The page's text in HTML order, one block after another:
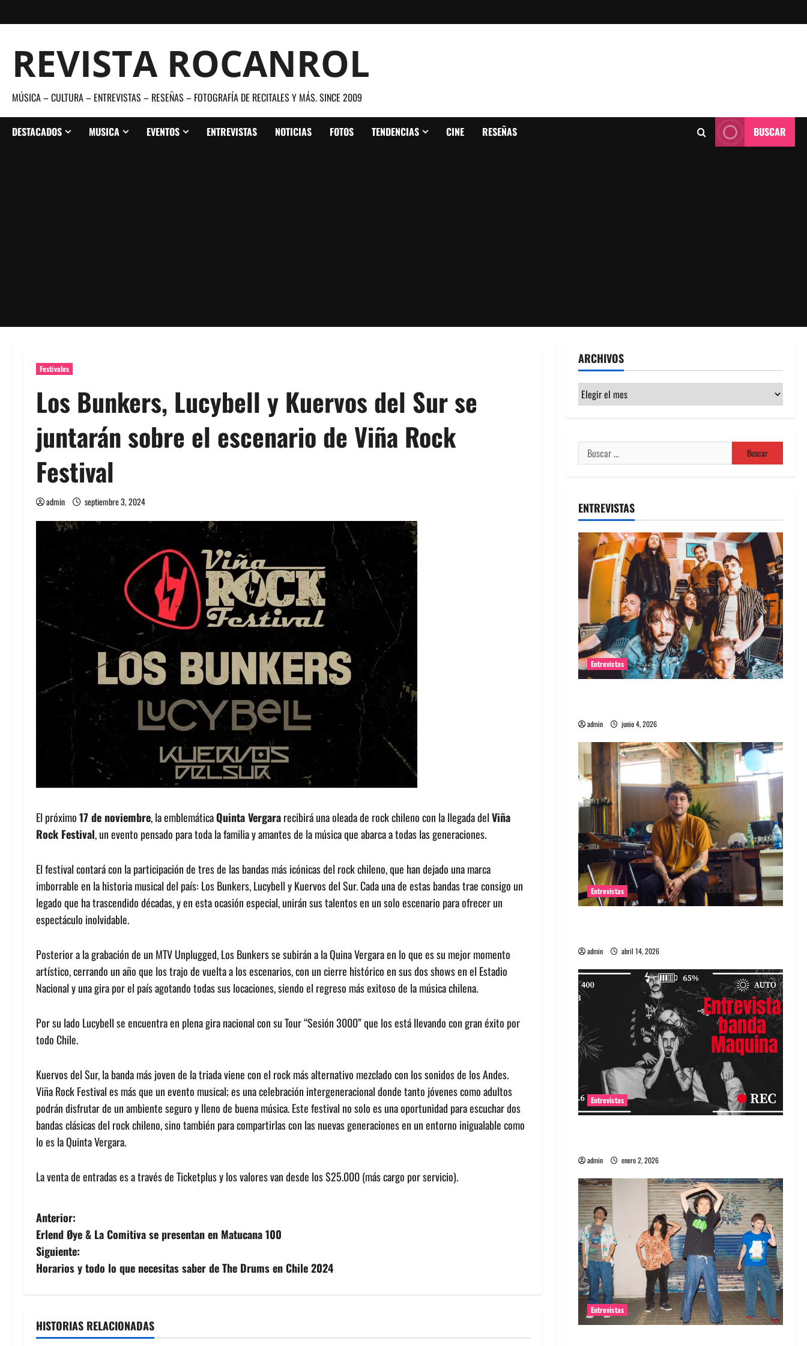
al
REVISTA ROCANROL
MÚSICA – CULTURA – ENTREVISTAS – RESEÑAS – FOTOGRAFÍA DE RECITALES Y MÁS. SINCE 2009
DESTACADOS MUSICA EVENTOS ENTREVISTAS NOTICIAS FOTOS TENDENCIAS CINE RESEÑAS BUSCAR
Festivales
Los Bunkers, Lucybell y Kuervos del Sur se
juntarán sobre el escenario de Viña Rock
Festival
admin septiembre 3, 2024
El próximo17 de noviembre, la emblemáticaQuinta Vergararecibirá una oleada de rock chileno con la llegada delViña
Rock Festival, un evento pensado para toda la familia y amantes de la música que abarca a todas las generaciones.
El festival contará con la participación de tres de las bandas más icónicas del rock chileno, que han dejado una marca
imborrable en la historia musical del país: Los Bunkers, Lucybell y Kuervos del Sur. Cada una de estas bandas trae consigo un
legado que ha trascendido décadas, y en esta ocasión especial, unirán sus talentos en un solo escenario para ofrecer un
espectáculo inolvidable.
Posterior a la grabación de un MTV Unplugged, Los Bunkers se subirán a la Quina Vergara en lo que es su mejor momento
artístico, cerrando un año que los trajo de vuelta a los escenarios, con un cierre histórico en sus dos shows en el Estadio
Nacional y una gira por el país agotando todas sus locaciones, siendo el regreso más exitoso de la música chilena.
Por su lado Lucybell se encuentra en plena gira nacional con su Tour “Sesión 3000” que los está llevando con gran éxito por
todo Chile.
Kuervos del Sur, la banda más joven de la triada viene con el rock más alternativo mezclado con los sonidos de los Andes.
Viña Rock Festival es más que un evento musical; es una celebración intergeneracional donde tanto jóvenes como adultos
podrán disfrutar de un ambiente seguro y lleno de buena música. Este festival no solo es una oportunidad para escuchar dos
bandas clásicas del rock chileno, sino también para compartirlas con las nuevas generaciones en un entorno inigualable como
lo es la Quinta Vergara.
La venta de entradas es a través de Ticketplus y los valores van desde los $25.000 (más cargo por servicio).
N
a
v
g
Anterior:
Erlend Øye & La Comitiva se presentan en Matucana 100
Siguiente:
Horarios y todo lo que necesitas saber de The Drums en Chile 2024
HISTORIAS RELACIONADAS
ARCHIVOS
Archivos
Buscar:
ENTREVISTAS
Entrevistas
admin junio 4, 2026
Entrevistas
admin abril 14, 2026
Entrevistas
admin enero 2, 2026
Entrevistas